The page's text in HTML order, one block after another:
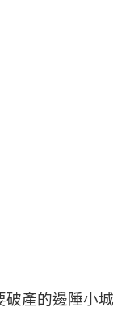
破產的邊陲小城